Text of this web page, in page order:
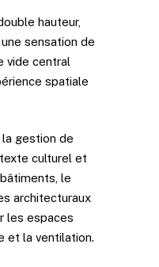
hauteur,
sensation de
vide central
spatiale
gestion de
culturel et
le
architecturaux
les espaces
et la ventilation.